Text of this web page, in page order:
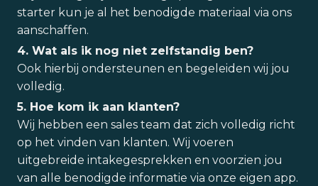
starter kun je al het benodigde materiaal via ons
aanschaffen.
4. Wat als ik nog niet zelfstandig ben?
Ook hierbij ondersteunen en begeleiden wij jou
volledig.
5. Hoe kom ik aan klanten?
Wij hebben een sales team dat zich volledig richt
op het vinden van klanten. Wij voeren
uitgebreide intakegesprekken en voorzien jou
van alle benodigde informatie via onze eigen app.